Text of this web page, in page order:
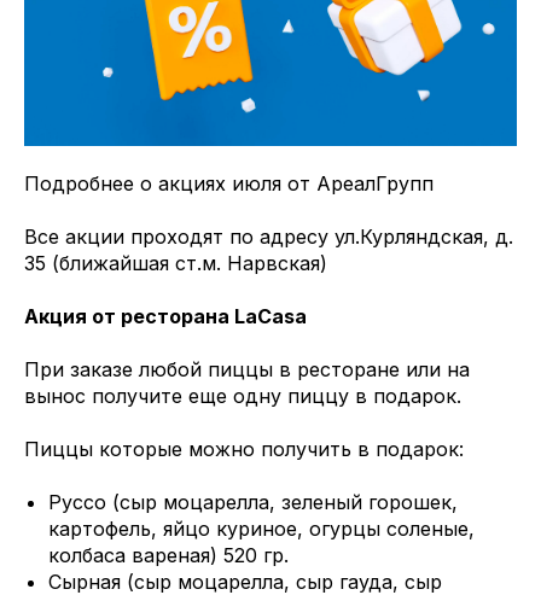
Подробнее о акциях июля от АреалГрупп
Все акции проходят по адресу ул.Курляндская, д.
35 (ближайшая ст.м. Нарвская)
Акция от ресторана LaCasa
При заказе любой пиццы в ресторане или на
вынос получите еще одну пиццу в подарок.
Пиццы которые можно получить в подарок:
Руссо (сыр моцарелла, зеленый горошек,
картофель, яйцо куриное, огурцы соленые,
колбаса вареная) 520 гр.
Сырная (сыр моцарелла, сыр гауда, сыр